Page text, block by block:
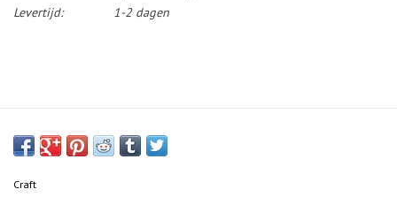
Levertijd:
1-2 dagen
Craft